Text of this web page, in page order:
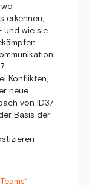
erkennen,
und wie sie
Konflikten,
neue
von ID37
Basis der